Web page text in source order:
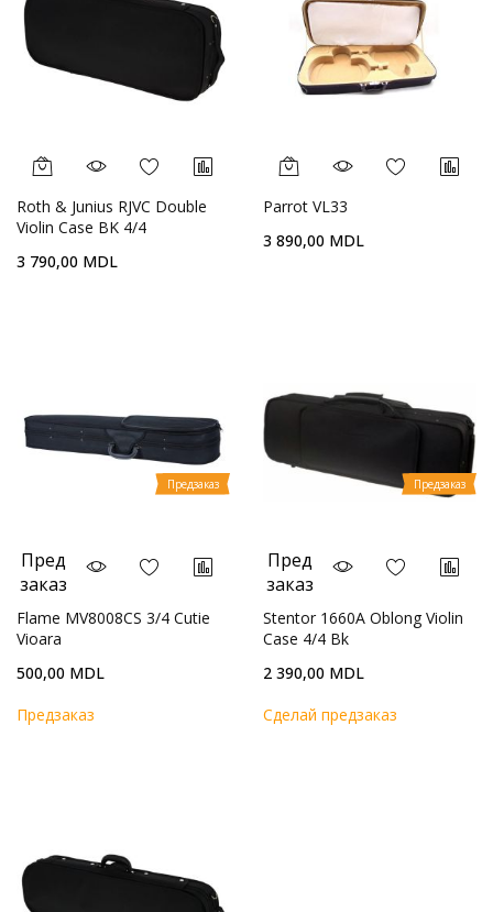
Roth & Junius RJVC Double
Violin Case BK 4/4
3 790,00 MDL
Parrot VL33
3 890,00 MDL
Предзаказ
Пред
заказ
Flame MV8008CS 3/4 Cutie
Vioara
500,00 MDL
Предзаказ
Предзаказ
Пред
заказ
Stentor 1660A Oblong Violin
Case 4/4 Bk
2 390,00 MDL
Cделай предзаказ